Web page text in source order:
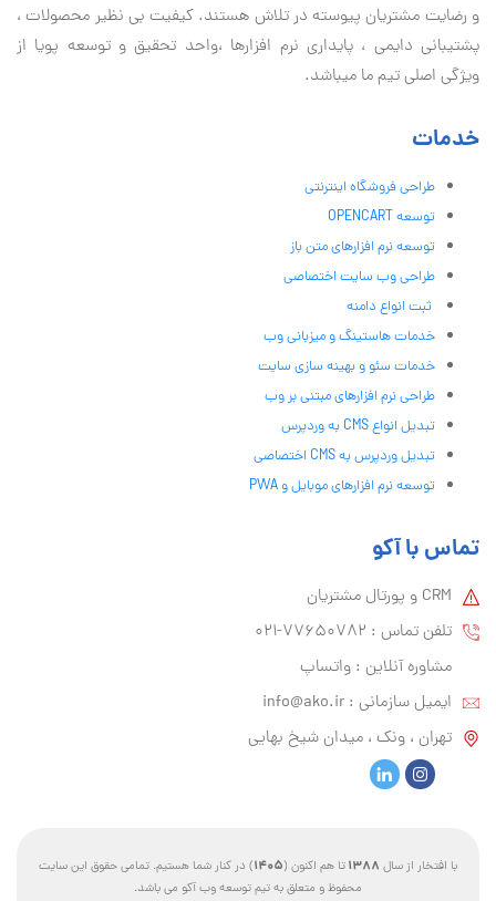
و رضایت مشتریان پیوسته در تلاش هستند. کیفیت بی نظير محصولات ،
پشتیبانی دايمی ، پایداری نرم افزارها ،واحد تحقیق و توسعه پویا از
ویژگی اصلی تیم ما میباشد.
خدمات
طراحی فروشگاه اینترنتی
توسعه OPENCART
توسعه نرم افزارهای متن باز
طراحی وب سایت اختصاصی
ثبت انواع دامنه
خدمات هاستینگ و میزبانی وب
خدمات سئو و بهینه سازی سایت
طراحی نرم افزارهای مبتنی بر وب
تبدیل انواع CMS به وردپرس
تبدیل وردپرس به CMS اختصاصی
توسعه نرم افزارهای موبایل و PWA
تماس با آکو
CRM و پورتال مشتریان
تلفن تماس :‌ 77650782-021
مشاوره آنلاین : واتساپ
ایمیل سازمانی :‌ info@ako.ir
تهران ، ونک ، میدان شیخ بهایی
با افتخار از سال 1388تا هم اکنون (1405) در کنار شما هستیم. تمامی حقوق این سایت
محفوظ و متعلق به تیم توسعه وب آکو می باشد.